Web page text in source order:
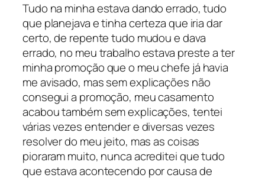
Tudo na minha estava dando errado, tudo
que planejava e tinha certeza que iria dar
certo, de repente tudo mudou e dava
errado, no meu trabalho estava preste a ter
minha promoção que o meu chefe já havia
me avisado, mas sem explicações não
consegui a promoção, meu casamento
acabou também sem explicações, tentei
várias vezes entender e diversas vezes
resolver do meu jeito, mas as coisas
pioraram muito, nunca acreditei que tudo
que estava acontecendo por causa de